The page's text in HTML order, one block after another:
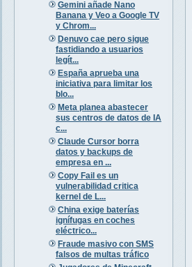
Gemini añade Nano
Banana y Veo a Google TV
y Chrom...
Denuvo cae pero sigue
fastidiando a usuarios
legít...
España aprueba una
iniciativa para limitar los
blo...
Meta planea abastecer
sus centros de datos de IA
c...
Claude Cursor borra
datos y backups de
empresa en ...
Copy Fail es un
vulnerabilidad critica
kernel de L...
China exige baterías
ignífugas en coches
eléctrico...
Fraude masivo con SMS
falsos de multas tráfico